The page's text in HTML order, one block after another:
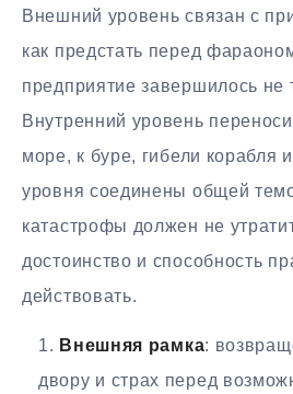
Внешний уровень связан с
как предстать перед
предприятие завершилось не
Внутренний уровень
море, к буре, гибели корабля
уровня соединены общей
катастрофы должен не
достоинство и способность
действовать.
Внешняя рамка:
двору и страх перед